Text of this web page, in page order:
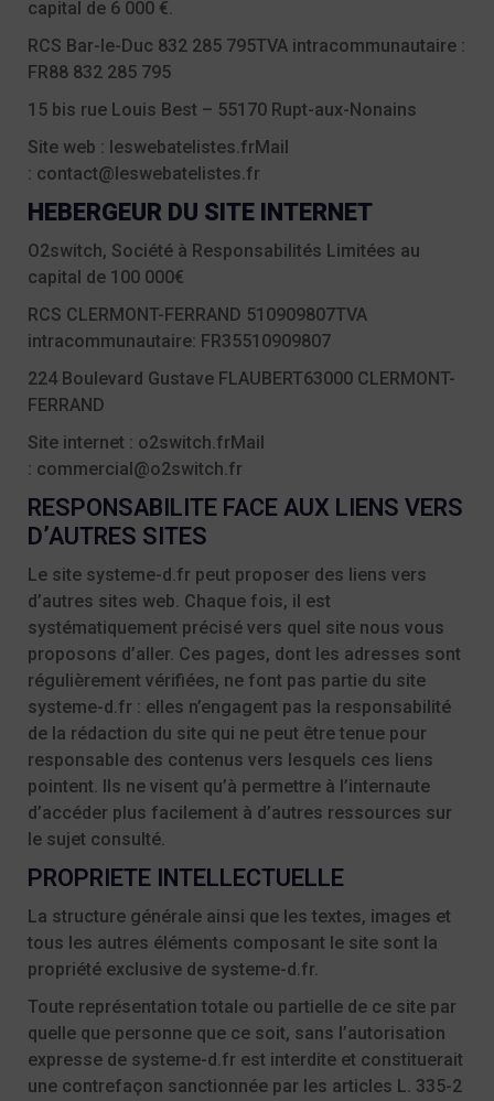
capital de 6 000 €.
RCS Bar-le-Duc 832 285 795TVA intracommunautaire :
FR88 832 285 795
15 bis rue Louis Best – 55170 Rupt-aux-Nonains
Site web : leswebatelistes.frMail
: contact@leswebatelistes.fr
HEBERGEUR DU SITE INTERNET
O2switch, Société à Responsabilités Limitées au
capital de 100 000€
RCS CLERMONT-FERRAND 510909807TVA
intracommunautaire: FR35510909807
224 Boulevard Gustave FLAUBERT63000 CLERMONT-
FERRAND
Site internet : o2switch.frMail
: commercial@o2switch.fr
RESPONSABILITE FACE AUX LIENS VERS
D’AUTRES SITES
Le site systeme-d.fr peut proposer des liens vers
d’autres sites web. Chaque fois, il est
systématiquement précisé vers quel site nous vous
proposons d’aller. Ces pages, dont les adresses sont
régulièrement vérifiées, ne font pas partie du site
systeme-d.fr : elles n’engagent pas la responsabilité
de la rédaction du site qui ne peut être tenue pour
responsable des contenus vers lesquels ces liens
pointent. Ils ne visent qu’à permettre à l’internaute
d’accéder plus facilement à d’autres ressources sur
le sujet consulté.
PROPRIETE INTELLECTUELLE
La structure générale ainsi que les textes, images et
tous les autres éléments composant le site sont la
propriété exclusive de systeme-d.fr.
Toute représentation totale ou partielle de ce site par
quelle que personne que ce soit, sans l’autorisation
expresse de systeme-d.fr est interdite et constituerait
une contrefaçon sanctionnée par les articles L. 335-2